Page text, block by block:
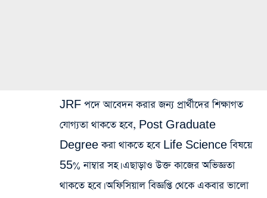
JRF পদে আবেদন করার জন্য প্রার্থীদের শিক্ষাগত
যোগ্যতা থাকতে হবে, Post Graduate
Degree করা থাকতে হবে Life Science বিষয়ে
55% নাম্বার সহ। এছাড়াও উক্ত কাজের অভিজ্ঞতা
থাকতে হবে। অফিসিয়াল বিজ্ঞপ্তি থেকে একবার ভালো